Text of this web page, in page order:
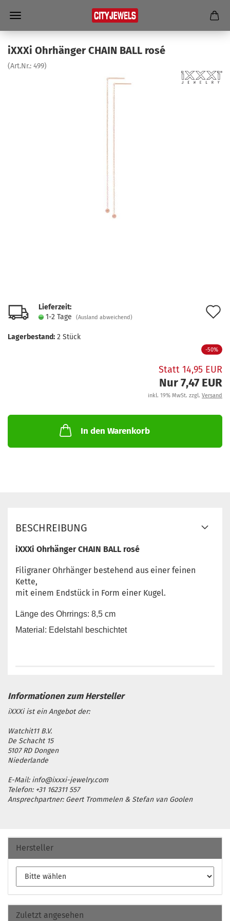
iXXXi Ohr­hän­ger CHAIN BALL rosé
(Art.Nr.: 499)
Lieferzeit:
1-2 Tage
(Ausland abweichend)
Lagerbestand: 2 Stück
-50%
Statt 14,95 EUR
Nur 7,47 EUR
inkl. 19% MwSt. zzgl. Versand
In den Warenkorb
BESCHREIBUNG
iXXXi Ohrhänger CHAIN BALL rosé
Filigraner Ohrhänger bestehend aus einer feinen
Kette,
mit einem Endstück in Form einer Kugel.
Länge des Ohrrings: 8,5 cm
Material: Edelstahl beschichtet
iXXXi ist ein Angebot der:
Watchit11 B.V.
De Schacht 15
5107 RD Dongen
Niederlande
E-Mail: info@ixxxi-jewelry.com
Telefon: +31 162311 557
Ansprechpartner: Geert Trommelen & Stefan van Goolen
Hersteller
Zuletzt angesehen